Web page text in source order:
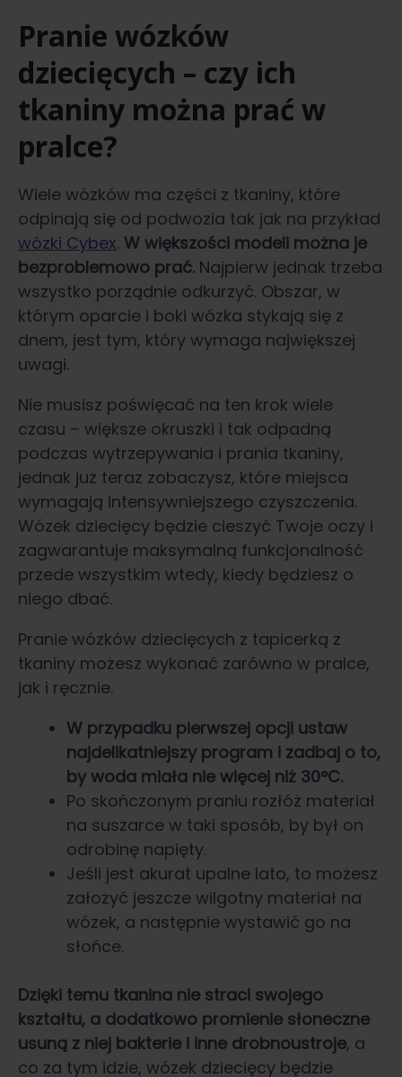
Pranie wózków
dziecięcych – czy ich
tkaniny można prać w
pralce?
Wiele wózków ma części z tkaniny, które
odpinają się od podwozia tak jak na przykład
wózki Cybex. W większości modeli można je
bezproblemowo prać. Najpierw jednak trzeba
wszystko porządnie odkurzyć. Obszar, w
którym oparcie i boki wózka stykają się z
dnem, jest tym, który wymaga największej
uwagi.
Nie musisz poświęcać na ten krok wiele
czasu – większe okruszki i tak odpadną
podczas wytrzepywania i prania tkaniny,
jednak już teraz zobaczysz, które miejsca
wymagają intensywniejszego czyszczenia.
Wózek dziecięcy będzie cieszyć Twoje oczy i
zagwarantuje maksymalną funkcjonalność
przede wszystkim wtedy, kiedy będziesz o
niego dbać.
Pranie wózków dziecięcych z tapicerką z
tkaniny możesz wykonać zarówno w pralce,
jak i ręcznie.
W przypadku pierwszej opcji ustaw
najdelikatniejszy program i zadbaj o to,
by woda miała nie więcej niż 30°C.
Po skończonym praniu rozłóż materiał
na suszarce w taki sposób, by był on
odrobinę napięty.
Jeśli jest akurat upalne lato, to możesz
założyć jeszcze wilgotny materiał na
wózek, a następnie wystawić go na
słońce.
Dzięki temu tkanina nie straci swojego
kształtu, a dodatkowo promienie słoneczne
usuną z niej bakterie i inne drobnoustroje, a
co za tym idzie, wózek dziecięcy będzie